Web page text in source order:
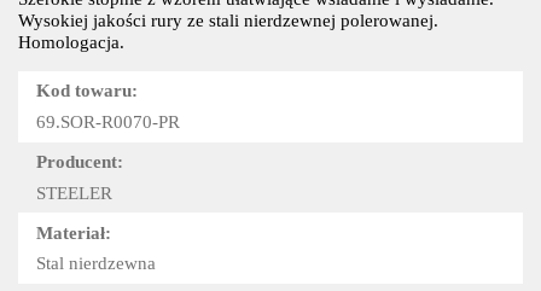
Wysokiej jakości rury ze stali nierdzewnej polerowanej.
Homologacja.
Kod towaru:
69.SOR-R0070-PR
Producent:
STEELER
Materiał:
Stal nierdzewna